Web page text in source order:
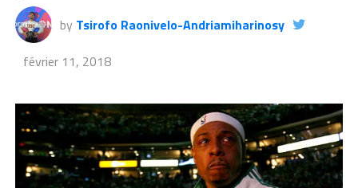
by Tsirofo Raonivelo-Andriamiharinosy
février 11, 2018